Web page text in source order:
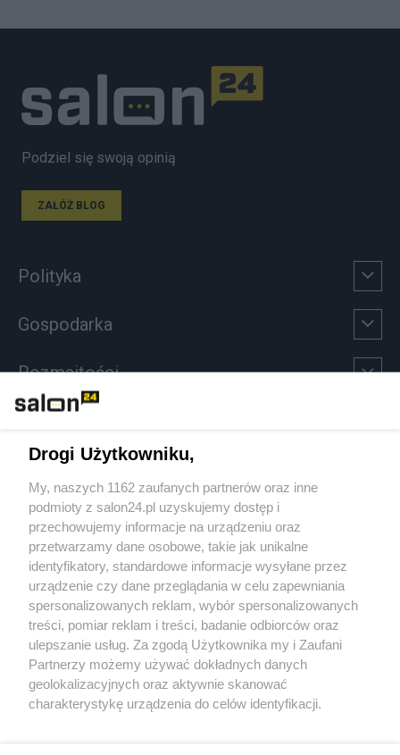
Podziel się swoją opinią
ZAŁÓŻ BLOG
Polityka
Gospodarka
Rozmaitości
Sport
Społeczeństwo
Kultura
X Facebook Instagram Youtube
Drogi Użytkowniku,
My, naszych 1162 zaufanych partnerów oraz inne
podmioty z salon24.pl uzyskujemy dostęp i
przechowujemy informacje na urządzeniu oraz
przetwarzamy dane osobowe, takie jak unikalne
identyfikatory, standardowe informacje wysyłane przez
urządzenie czy dane przeglądania w celu zapewniania
spersonalizowanych reklam, wybór spersonalizowanych
treści, pomiar reklam i treści, badanie odbiorców oraz
ulepszanie usług. Za zgodą Użytkownika my i Zaufani
Partnerzy możemy używać dokładnych danych
geolokalizacyjnych oraz aktywnie skanować
charakterystykę urządzenia do celów identyfikacji.